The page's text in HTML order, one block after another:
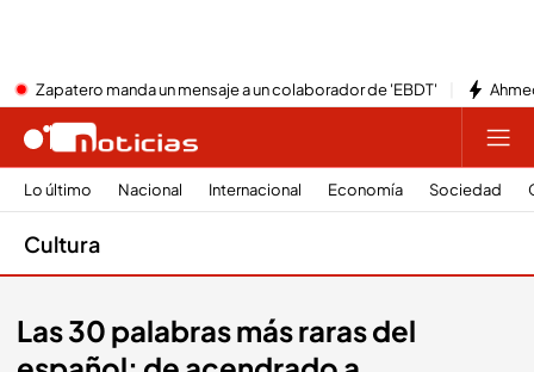
Zapatero manda un mensaje a un colaborador de 'EBDT'
Lo último Nacional Internacional Economía Sociedad
Cultura
Las 30 palabras más raras del